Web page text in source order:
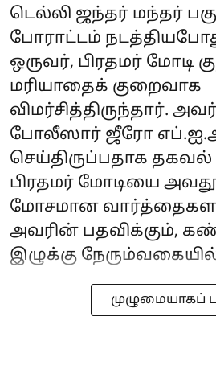
டெல்லி ஜந்தர் மந்தர்
போராட்டம்
ஒருவர், பிரதமர் மோடி
மரியாதைக் குறைவாக
விமர்சித்திருந்தார்.
போலீஸார் ஜீரோ
செய்திருப்பதாக
பிரதமர் மோடியை
மோசமான
அவரின் பதவிக்கும்,
இழுக்கு
முழுமையாகப்